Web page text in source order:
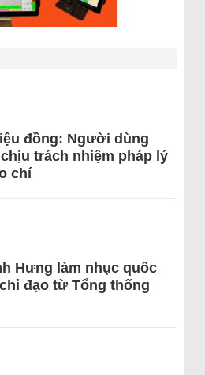
đồng: Người dùng
trách nhiệm pháp lý
chí
Hưng làm nhục quốc
đạo từ Tổng thống